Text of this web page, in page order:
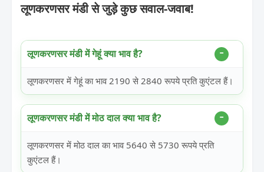
लूणकरणसर मंडी से जुड़े कुछ सवाल-जवाब!
लूणकरणसर मंडी में गेहूं क्या भाव है?
लूणकरणसर में गेहूं का भाव 2190 से 2840 रूपये प्रति कुएंटल हैं।
लूणकरणसर मंडी में मोठ दाल क्या भाव है?
लूणकरणसर में मोठ दाल का भाव 5640 से 5730 रूपये प्रति
कुएंटल हैं।